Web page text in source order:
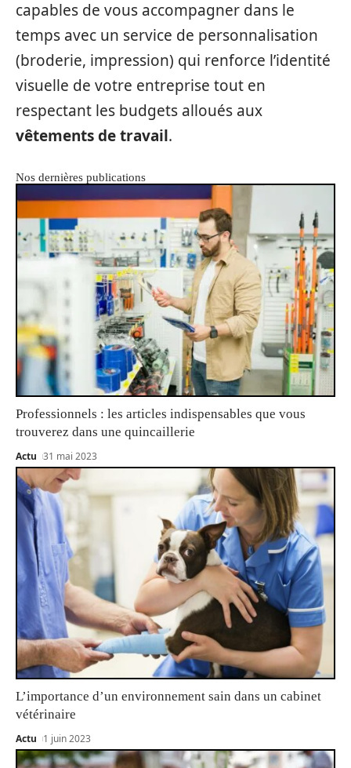
capables de vous accompagner dans le
temps avec un service de personnalisation
(broderie, impression) qui renforce l’identité
visuelle de votre entreprise tout en
respectant les budgets alloués aux
vêtements de travail.
Nos dernières publications
Professionnels : les articles indispensables que vous
trouverez dans une quincaillerie
Actu 31 mai 2023
L’importance d’un environnement sain dans un cabinet
vétérinaire
Actu 1 juin 2023